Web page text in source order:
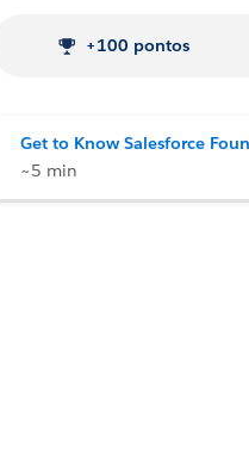
+100 pontos
Get to Know Salesforce
~5 min